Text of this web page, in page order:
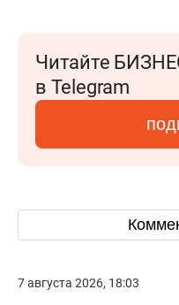
Читайте
в Telegram
7 августа 2026, 18:03